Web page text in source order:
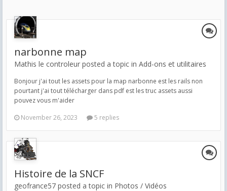
narbonne map
Mathis le controleur posted a topic in Add-ons et utilitaires
Bonjour j'ai tout les assets pour la map narbonne est les rails non
pourtant j'ai tout télécharger dans pdf est les truc assets aussi
pouvez vous m'aider
November 26, 2023
5 replies
Histoire de la SNCF
geofrance57 posted a topic in Photos / Vidéos